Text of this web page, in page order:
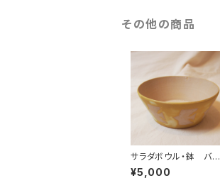
その他の商品
サラダボウル・鉢 バー
ド・フレンチブルドッグ
¥5,000